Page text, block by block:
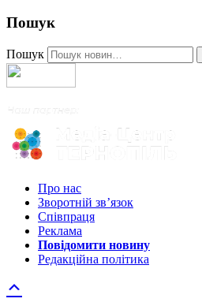
Пошук
Пошук
Про нас
Зворотній зв’язок
Співпраця
Реклама
Повідомити новину
Редакційна політика